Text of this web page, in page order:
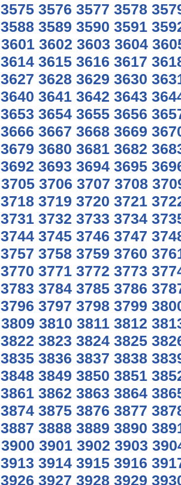
3575 3576 3577 3578
3588 3589 3590 3591
3601 3602 3603 3604
3614 3615 3616 3617
3627 3628 3629 3630
3640 3641 3642 3643
3653 3654 3655 3656
3666 3667 3668 3669
3679 3680 3681 3682
3692 3693 3694 3695
3705 3706 3707 3708
3718 3719 3720 3721
3731 3732 3733 3734
3744 3745 3746 3747
3757 3758 3759 3760
3770 3771 3772 3773
3783 3784 3785 3786
3796 3797 3798 3799
3809 3810 3811 3812
3822 3823 3824 3825
3835 3836 3837 3838
3848 3849 3850 3851
3861 3862 3863 3864
3874 3875 3876 3877
3887 3888 3889 3890
3900 3901 3902 3903
3913 3914 3915 3916
3926 3927 3928 3929